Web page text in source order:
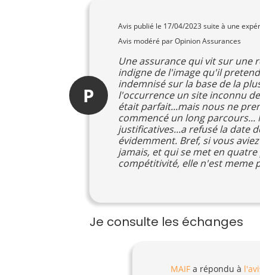
P
Avis publié le 17/04/2023 suite à une
Avis modéré par Opinion Assurances
Une assurance qui vit sur une
indigne de l'image qu'il
indemnisé sur la base de la
l'occurrence un site inconnu
était parfait...mais nous ne
commencé un long
justificatives...a refusé la date
évidemment. Bref, si vous
jamais, et qui se met en
compétitivité, elle n'est meme
Je consulte les échanges
MAIF a répondu à